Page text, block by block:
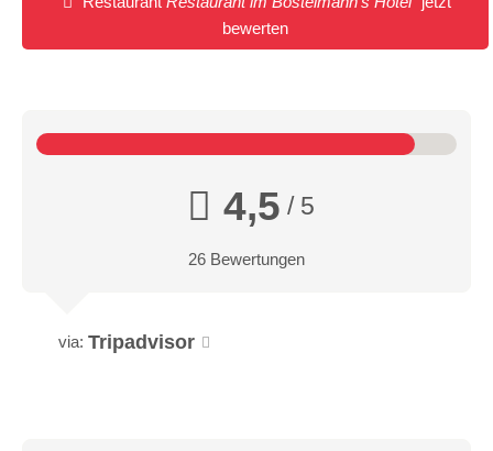
bewerten
4,5 / 5
26 Bewertungen
via: Tripadvisor